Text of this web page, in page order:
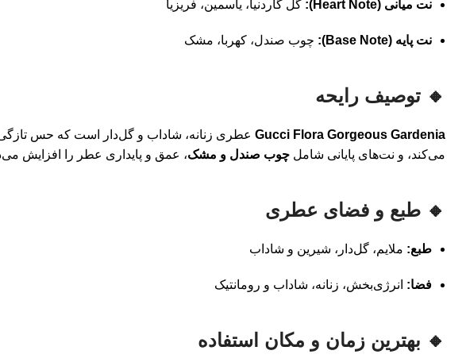
نت میانی (Heart Note): گل گاردنیا، یاسمین، فریزیا
نت پایه (Base Note): چوب صندل، کهربا، مشک
🔸 توصیف رایحه
Gucci Flora Gorgeous Gardenia عطری زنانه، شاداب و گل‌دار است که حس
می‌کند، و نت‌های پایانی شامل چوب صندل و مشک، عمق و پایداری عطر را افزایش
🔸 طبع و فضای عطری
طبع: ملایم، گل‌دار، شیرین و شاداب
فضا: انرژی‌بخش، زنانه، شاداب و رومانتیک
🔸 بهترین زمان و مکان استفاده